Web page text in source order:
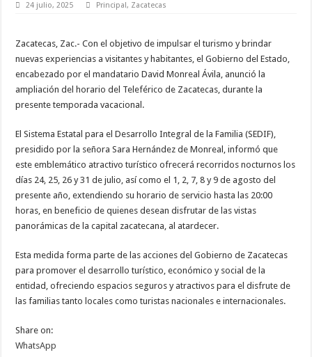
24 julio, 2025 Principal, Zacatecas
Zacatecas, Zac.- Con el objetivo de impulsar el turismo y brindar
nuevas experiencias a visitantes y habitantes, el Gobierno del Estado,
encabezado por el mandatario David Monreal Ávila, anunció la
ampliación del horario del Teleférico de Zacatecas, durante la
presente temporada vacacional.
El Sistema Estatal para el Desarrollo Integral de la Familia (SEDIF),
presidido por la señora Sara Hernández de Monreal, informó que
este emblemático atractivo turístico ofrecerá recorridos nocturnos los
días 24, 25, 26 y 31 de julio, así como el 1, 2, 7, 8 y 9 de agosto del
presente año, extendiendo su horario de servicio hasta las 20:00
horas, en beneficio de quienes desean disfrutar de las vistas
panorámicas de la capital zacatecana, al atardecer.
Esta medida forma parte de las acciones del Gobierno de Zacatecas
para promover el desarrollo turístico, económico y social de la
entidad, ofreciendo espacios seguros y atractivos para el disfrute de
las familias tanto locales como turistas nacionales e internacionales.
Share on:
WhatsApp